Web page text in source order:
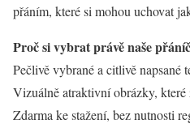
přáním, které si mohou uchovat
Proč si vybrat právě naše
Pečlivě vybrané a citlivě napsané
Vizuálně atraktivní obrázky,
Zdarma ke stažení, bez nutnosti